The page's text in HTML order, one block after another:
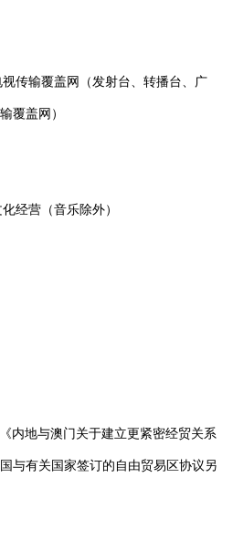
传输覆盖网（发射台、转播台、广
覆盖网）
经营（音乐除外）
内地与澳门关于建立更紧密经贸关系
与有关国家签订的自由贸易区协议另